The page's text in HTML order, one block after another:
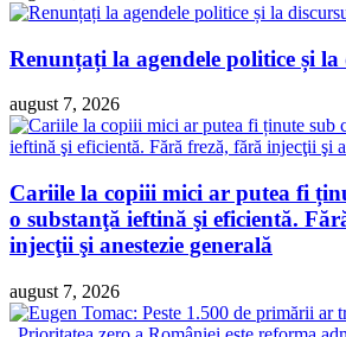
Renunțați la agendele politice și la
august 7, 2026
Cariile la copiii mici ar putea fi
o substanţă ieftină şi eficientă.
injecţii şi anestezie generală
august 7, 2026